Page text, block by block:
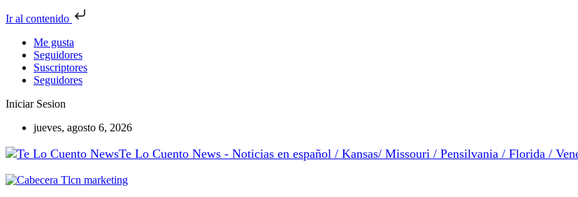
Ir al contenido
Me gusta
Seguidores
Suscriptores
Seguidores
Iniciar Sesion
jueves, agosto 6, 2026
Te Lo Cuento News - Noticias en español / Kansas/ Missouri / Pensilvania / Florida /